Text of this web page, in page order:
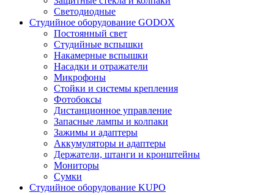
Светодиодные
Студийное оборудование GODOX
Постоянный свет
Студийные вспышки
Накамерные вспышки
Насадки и отражатели
Микрофоны
Стойки и системы крепления
Фотобоксы
Дистанционное управление
Запасные лампы и колпаки
Зажимы и адаптеры
Аккумуляторы и адаптеры
Держатели, штанги и кронштейны
Мониторы
Сумки
Студийное оборудование KUPO